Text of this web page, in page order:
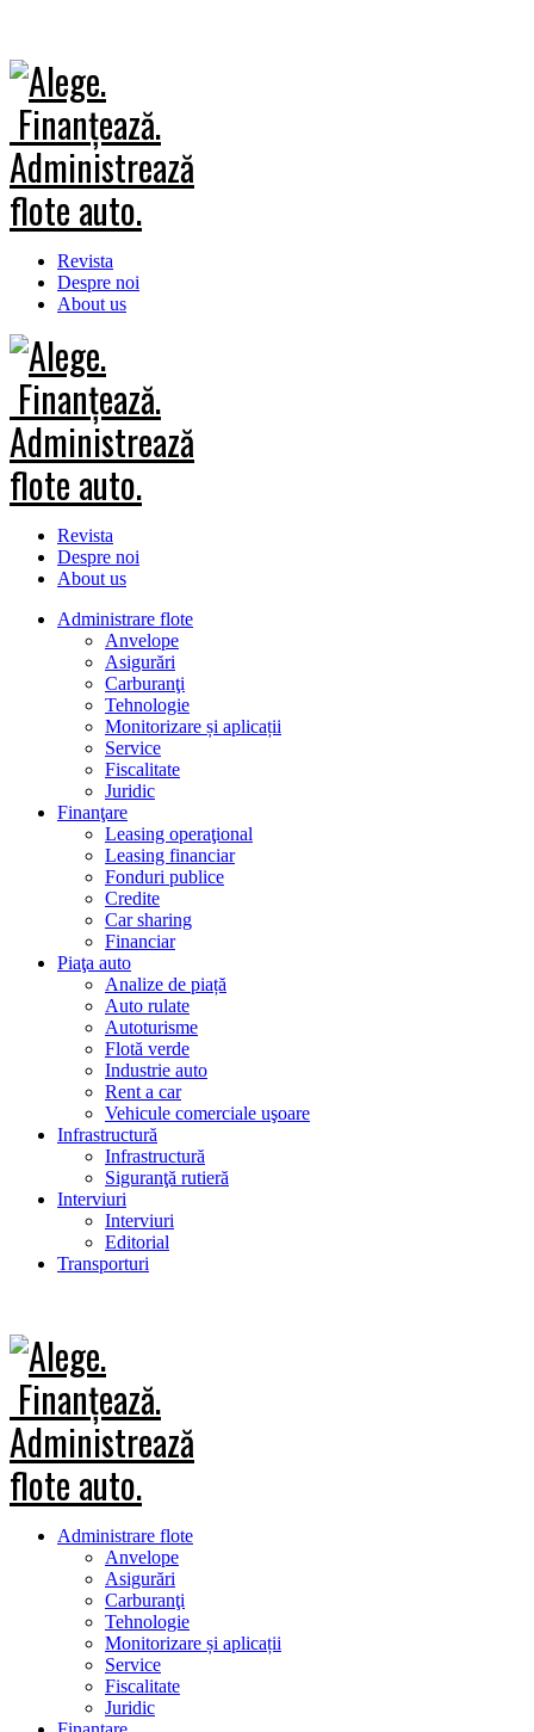
Revista
Despre noi
About us
Revista
Despre noi
About us
Administrare flote
Anvelope
Asigurări
Carburanţi
Tehnologie
Monitorizare și aplicații
Service
Fiscalitate
Juridic
Finanţare
Leasing operaţional
Leasing financiar
Fonduri publice
Credite
Car sharing
Financiar
Piaţa auto
Analize de piață
Auto rulate
Autoturisme
Flotă verde
Industrie auto
Rent a car
Vehicule comerciale uşoare
Infrastructură
Infrastructură
Siguranţă rutieră
Interviuri
Interviuri
Editorial
Transporturi
Administrare flote
Anvelope
Asigurări
Carburanţi
Tehnologie
Monitorizare și aplicații
Service
Fiscalitate
Juridic